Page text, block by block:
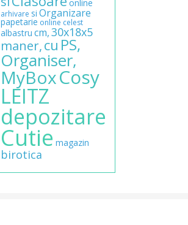
online
arhivare si Organizare
papetarie online celest
albastru cm,30x18x5
maner,cu PS,
Organiser,
MyBoxCosy
LEITZ
depozitare
Cutie magazin
birotica